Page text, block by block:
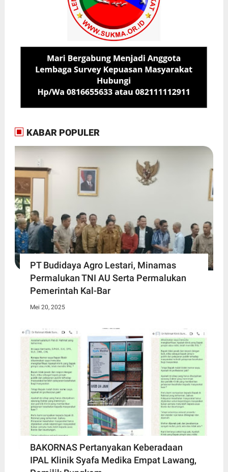
KABAR POPULER
PT Budidaya Agro Lestari, Minamas
Permalukan TNI AU Serta Permalukan
Pemerintah Kal-Bar
Mei 20, 2025
BAKORNAS Pertanyakan Keberadaan
IPAL Klinik Syafa Medika Empat Lawang,